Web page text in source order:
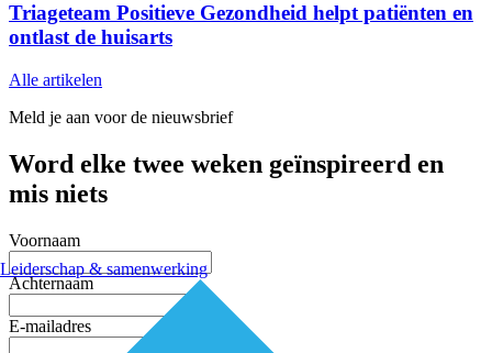
Leiderschap & samenwerking
Triageteam Positieve Gezondheid helpt patiënten en
ontlast de huisarts
Alle artikelen
Meld je aan voor de nieuwsbrief
Word elke twee weken geïnspireerd en
mis niets
Voornaam
Achternaam
E-mailadres